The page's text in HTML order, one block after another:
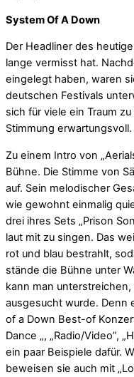
System Of A Down
Der Headliner des
lange vermisst hat.
eingelegt haben, waren
deutschen Festivals
sich für viele ein Traum
Stimmung erwartungsvoll.
Zu einem Intro von
Bühne. Die Stimme von
auf. Sein melodischer
wie gewohnt einmalig
drei ihres Sets „Prison
laut mit zu singen. Das
rot und blau bestrahlt,
stände die Bühne unter
kann man
ausgesucht wurde. Denn
of a Down Best-of
Dance „, „Radio/Video”,
ein paar Beispiele dafür.
beweisen sie auch mit